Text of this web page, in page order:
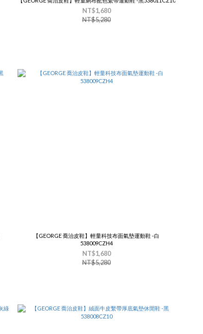
NT$1,680
NT$5,280
【GEORGE 喬治皮鞋】輕量科技布面氣墊運動鞋 -白
538009CZH4
NT$1,680
NT$5,280